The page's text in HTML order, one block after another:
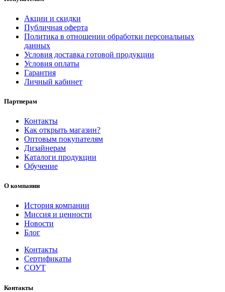
Акции и скидки
Публичная оферта
Политика в отношении обработки персональных
данных
Условия доставка готовой продукции
Условия оплаты
Гарантия
Личный кабинет
Партнерам
Контакты
Как открыть магазин?
Оптовым покупателям
Дизайнерам
Каталоги продукции
Обучение
О компании
История компании
Миссия и ценности
Новости
Блог
Контакты
Сертификаты
СОУТ
Контакты